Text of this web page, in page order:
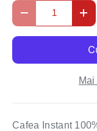
Cantitate
Micșorează
Cafea Instant